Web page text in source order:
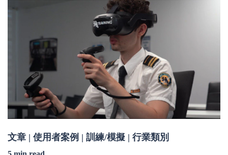
文章 | 使用者案例 | 訓練/模擬 | 行業類別